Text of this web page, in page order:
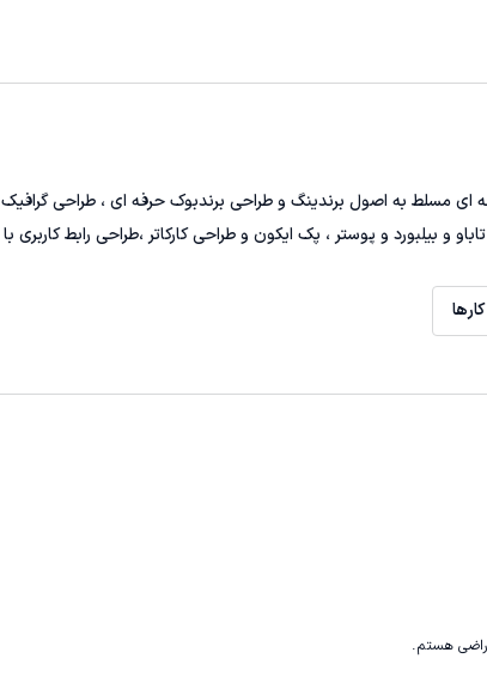
سابقه کار حرفه ای مسلط به اصول برندینگ و طراحی برندبوک حرفه ای ، طراحی گرافیک
و بیلبورد و پوستر ، پک ایکون و طراحی کارکاتر ،طراحی رابط کاربری با
راضی هستم.